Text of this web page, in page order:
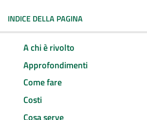
INDICE DELLA PAGINA
A chi è rivolto
Approfondimenti
Come fare
Costi
Cosa serve